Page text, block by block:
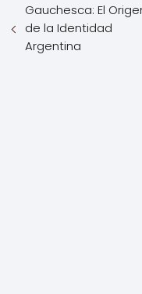
Gauchesca: El
de la Identidad
Argentina